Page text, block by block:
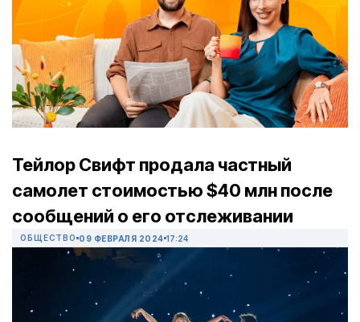
Тейлор Свифт продала частный
самолет стоимостью $40 млн после
сообщений о его отслеживании
ОБЩЕСТВО 09 ФЕВРАЛЯ 2024 17:24